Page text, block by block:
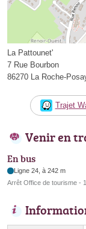
La Pattounet'
7 Rue Bourbon
86270 La Roche-
Trajet
Venir en
En bus
Ligne 24, à 242 m
Arrêt Office de tourisme -